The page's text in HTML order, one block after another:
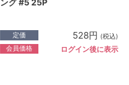
定価 528円 (税込)
会員価格 ログイン後に表示